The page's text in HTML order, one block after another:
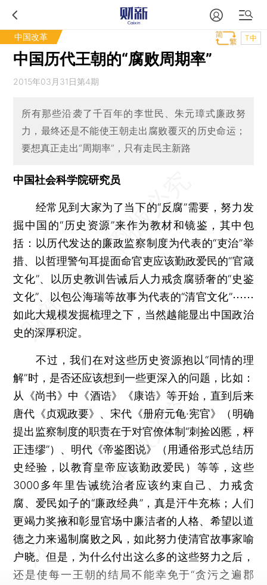
中国改革 T中
中国历代王朝的“腐败周期率”
2015年03月31日第4期
所有那些沿袭了千百年的李世民、朱元璋式廉政努
力，最终还是不能使王朝走出腐败覆灭的历史命运；
要想真正走出“周期率”，只有走民主新路
中国社会科学院研究员
经常见到大家为了当下的“反腐”需要，努力发
掘中国的“历史资源”来作为教材和镜鉴，其中包
括：以历代发达的廉政监察制度为代表的“吏治”举
措、以哲理警句耳提面命官吏应该勤政爱民的“官箴
文化”、以历史教训告诫后人力戒贪腐骄奢的“史鉴
文化”、以包公海瑞等故事为代表的“清官文化”⋯⋯
如此大规模发掘梳理之下，当然越能显出中国政治
史的深厚积淀。
不过，我们在对这些历史资源抱以“同情的理
解”时，是否还应该想到一些更深入的问题，比如：
从《尚书》中《酒诰》《康诰》等开始，直到后来
唐代《贞观政要》、宋代《册府元龟·宪官》（明确
提出监察制度的职责在于对官僚体制“刺捡凶慝，枰
正违缪”）、明代《帝鉴图说》（用通俗形式总结历
史经验，以教育皇帝应该勤政爱民）等等，这些
3000多年里告诫统治者应该约束自己、力戒贪
腐、爱民如子的“廉政经典”，真是汗牛充栋；人们
更竭力奖掖和彰显官场中廉洁者的人格、希望以道
德之力来遏制腐败之风，如此努力使清官故事家喻
户晓。但是，为什么付出这么多的这些努力之后，
还是使每一王朝的结局不能幸免于“贪污之遍郡